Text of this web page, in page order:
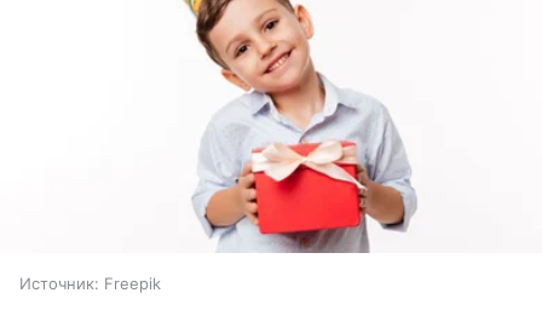
Источник: Freepik